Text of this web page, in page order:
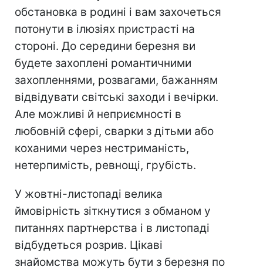
обстановка в родині і вам захочеться
потонути в ілюзіях пристрасті на
стороні. До середини березня ви
будете захоплені романтичними
захопленнями, розвагами, бажанням
відвідувати світські заходи і вечірки.
Але можливі й неприємності в
любовній сфері, сварки з дітьми або
коханими через нестриманість,
нетерпимість, ревнощі, грубість.
У жовтні-листопаді велика
ймовірність зіткнутися з обманом у
питаннях партнерства і в листопаді
відбудеться розрив. Цікаві
знайомства можуть бути з березня по